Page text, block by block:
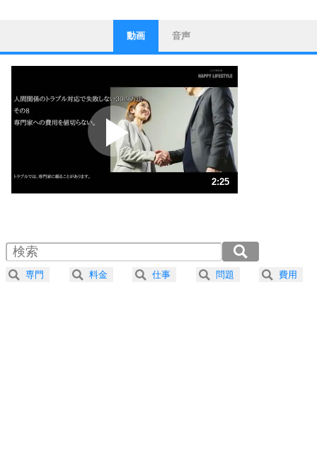
1
ストレス対策
他人と比べない。
いっそのこと、他人を見ない。
いらいらしない人になる30の方法
プラス思考
ポジティブになれない原因は、行動しないから。
ポジティブ思考になる30の方法
ストレス対策
人生、なんとかなるもの。
気楽に生きる30の方法
4 器の大きい人は、怒りを優しさで表現する。
プラス思考
動画 音声
2:25
2.0倍速 （285KB 1分12秒）
2.5倍速 （228KB 58秒）
3.0倍速 （190KB 48秒）
専門 料金 仕事 問題 費用